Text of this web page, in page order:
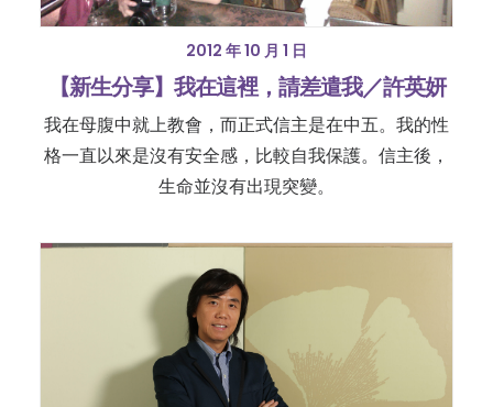
2012 年 10 月 1 日
【新生分享】我在這裡，請差遣我／許英妍
我在母腹中就上教會，而正式信主是在中五。我的性
格一直以來是沒有安全感，比較自我保護。信主後，
生命並沒有出現突變。